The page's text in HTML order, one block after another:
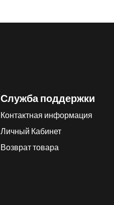
Служба поддержки
Контактная информация
Личный Кабинет
Возврат товара